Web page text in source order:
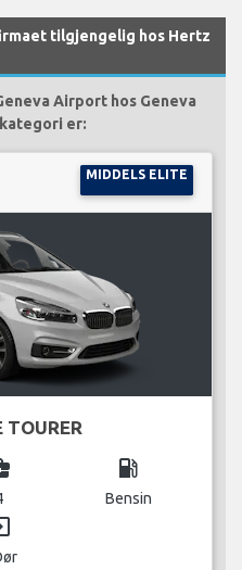
tilgjengelig hos Hertz
Airport hos Geneva
er:
MIDDELS ELITE
TOURER
local_gas_station
Bensin